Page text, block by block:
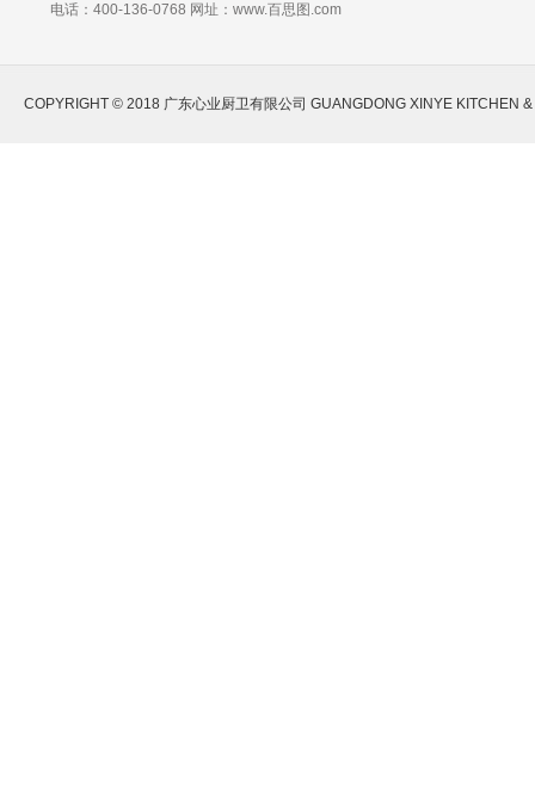
电话：400-136-0768 网址：www.百思图.com
COPYRIGHT © 2018 广东心业厨卫有限公司 GUANGDONG XINYE KITCHEN